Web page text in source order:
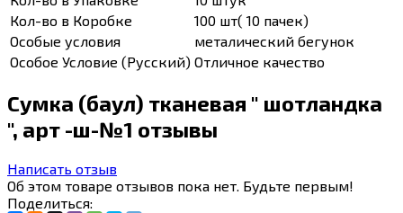
Кол-во в Коробке
100 шт( 10 пачек)
Особые условия
металический бегунок
Особое Условие (Русский) Отличное качество
Сумка (баул) тканевая " шотландка
", арт -ш-№1 отзывы
Написать отзыв
Об этом товаре отзывов пока нет. Будьте первым!
Поделиться: